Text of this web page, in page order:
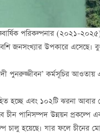
পরিকল্পনার (২০২১-
জনসংখ্যার উপকারে এসেছে।
পুনরুজ্জীবন’ কর্মসূচির আওতায়
হচ্ছে এবং ১০২টি ঝরনা আবার
পানিসম্পদ উন্নয়ন প্রকল্পে
চালু হয়েছে। যার ফলে চীনের